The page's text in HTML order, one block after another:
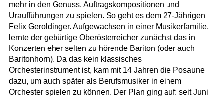
mehr in den Genuss, Auftragskompositionen und
Uraufführungen zu spielen. So geht es dem 27-Jährigen
Felix Geroldinger. Aufgewachsen in einer Musikerfamilie,
lernte der gebürtige Oberösterreicher zunächst das in
Konzerten eher selten zu hörende Bariton (oder auch
Baritonhorn). Da das kein klassisches
Orchesterinstrument ist, kam mit 14 Jahren die Posaune
dazu, um auch später als Berufsmusiker in einem
Orchester spielen zu können. Der Plan ging auf: seit Juni